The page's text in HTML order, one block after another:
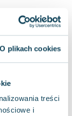
O plikach cookies
treści
i